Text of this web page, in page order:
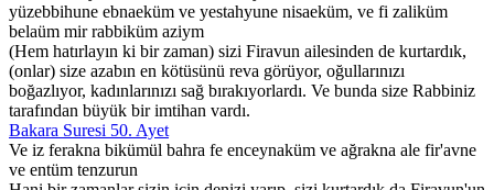
yüzebbihune ebnaeküm ve yestahyune nisaeküm, ve fi zaliküm
belaüm mir rabbiküm aziym
(Hem hatırlayın ki bir zaman) sizi Firavun ailesinden de kurtardık,
(onlar) size azabın en kötüsünü reva görüyor, oğullarınızı
boğazlıyor, kadınlarınızı sağ bırakıyorlardı. Ve bunda size Rabbiniz
tarafından büyük bir imtihan vardı.
Bakara Suresi 50. Ayet
Ve iz ferakna bikümül bahra fe enceynaküm ve ağrakna ale fir'avne
ve entüm tenzurun